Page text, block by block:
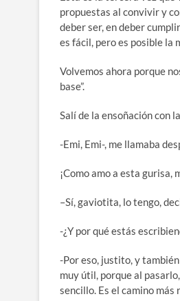
propuestas al convivir y
deber ser, en deber
es fácil, pero es posible la
Volvemos ahora porque
base”.
Salí de la ensoñación con
-Emi, Emi-, me llamaba
¡Como amo a esta
–Sí, gaviotita, lo tengo,
-¿Y por qué estás
-Por eso, justito, y
muy útil, porque al
sencillo. Es el camino